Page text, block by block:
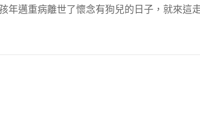
年邁重病離世了懷念有狗兒的日子，就來這